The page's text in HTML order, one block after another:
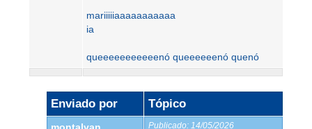
mariiiiiaaaaaaaaaaa
ia
queeeeeeeeeeenó queeeeeenó quenó
Enviado por Tópico
Publicado: 14/05/2026